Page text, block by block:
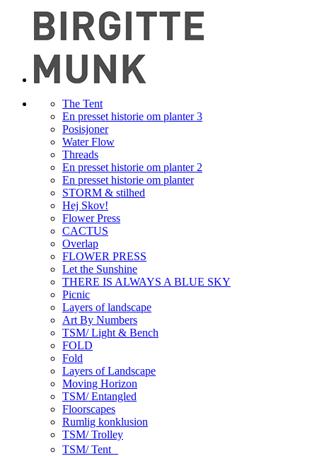
The Tent
En presset historie om planter 3
Posisjoner
Water Flow
Threads
En presset historie om planter 2
En presset historie om planter
STORM & stilhed
Hej Skov!
Flower Press
CACTUS
Overlap
FLOWER PRESS
Let the Sunshine
THERE IS ALWAYS A BLUE SKY
Picnic
Layers of landscape
Art By Numbers
TSM/ Light & Bench
FOLD
Fold
Layers of Landscape
Moving Horizon
TSM/ Entangled
Floorscapes
Rumlig konklusion
TSM/ Trolley
TSM/ Tent